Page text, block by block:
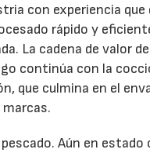
con experiencia
rápido y
La cadena de valor
continúa con la
que culmina en el
Aún en